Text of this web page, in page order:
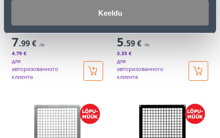
Keeldu
125
7.99 € /tk
4.79 €
для
авторизованного
клиента
EUROPLAST METALL
150x150MM METALL
5.59 € /tk
3.35 €
для
авторизованного
клиента